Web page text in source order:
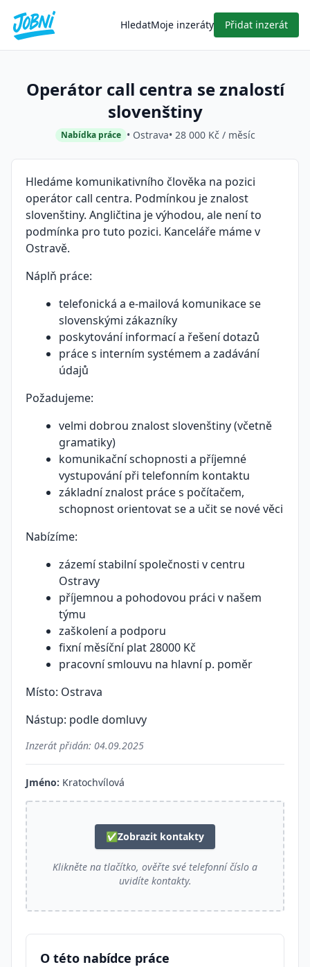
HledatMoje inzeráty Přidat inzerát
Operátor call centra se znalostí
slovenštiny
Nabídka práce • Ostrava• 28 000 Kč / měsíc
Hledáme komunikativního člověka na pozici
operátor call centra. Podmínkou je znalost
slovenštiny. Angličtina je výhodou, ale není to
podmínka pro tuto pozici. Kanceláře máme v
Ostravě.
Náplň práce:
telefonická a e-mailová komunikace se
slovenskými zákazníky
poskytování informací a řešení dotazů
práce s interním systémem a zadávání
údajů
Požadujeme:
velmi dobrou znalost slovenštiny (včetně
gramatiky)
komunikační schopnosti a příjemné
vystupování při telefonním kontaktu
základní znalost práce s počítačem,
schopnost orientovat se a učit se nové věci
Nabízíme:
zázemí stabilní společnosti v centru
Ostravy
příjemnou a pohodovou práci v našem
týmu
zaškolení a podporu
fixní měsíční plat 28000 Kč
pracovní smlouvu na hlavní p. poměr
Místo: Ostrava
Nástup: podle domluvy
Inzerát přidán: 04.09.2025
Jméno: Kratochvílová
✅Zobrazit kontakty
Klikněte na tlačítko, ověřte své telefonní číslo a
uvidíte kontakty.
O této nabídce práce